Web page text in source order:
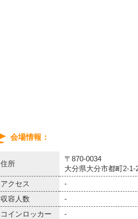
会場情報
住所
〒870-0034
大分県大分市都町2-1-
アクセス
-
収容人数
-
コインロッカー
-